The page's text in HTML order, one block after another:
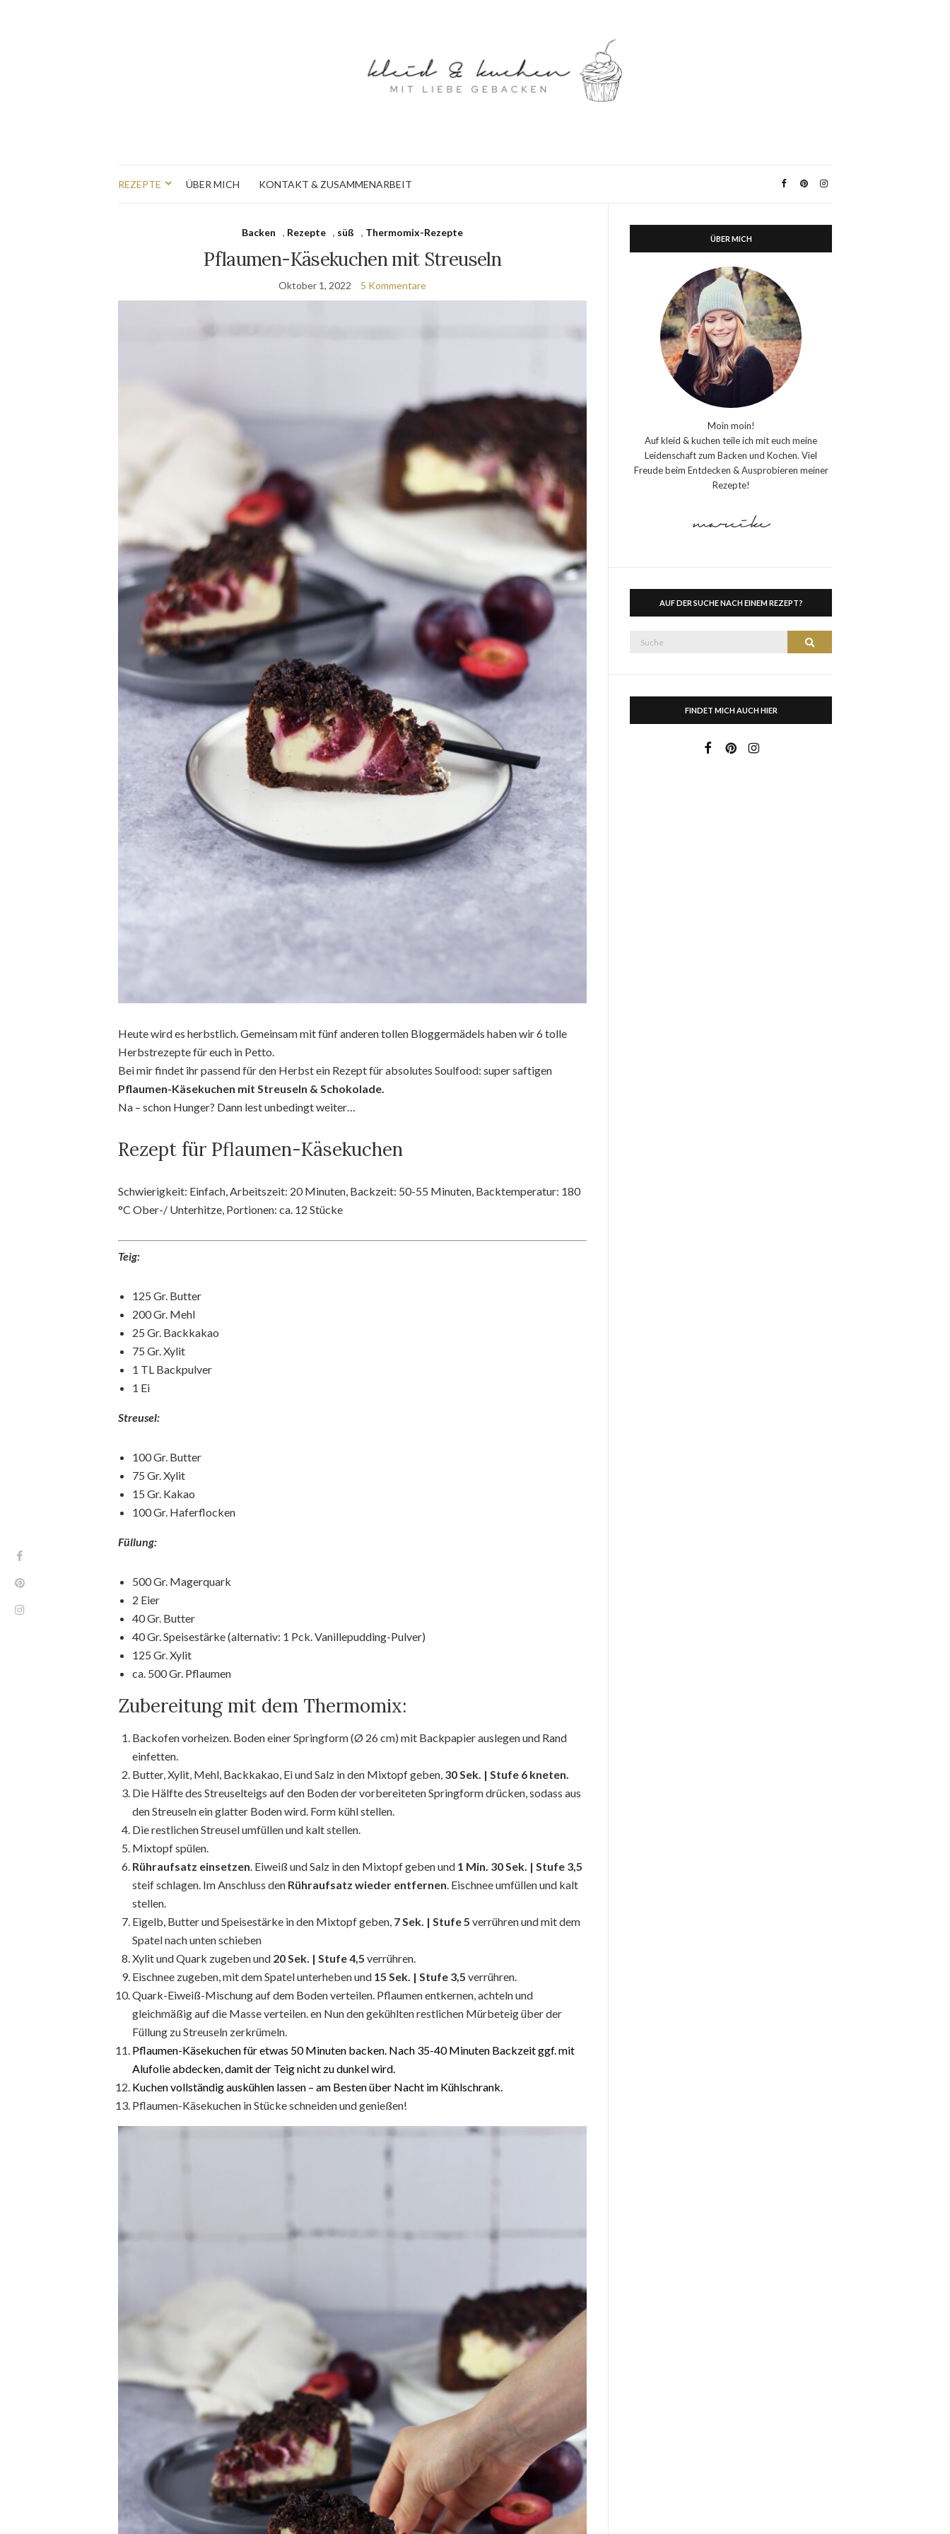
REZEPTE ÜBER MICH KONTAKT & ZUSAMMENARBEIT
Backen , Rezepte , süß , Thermomix-Rezepte
Pflaumen-Käsekuchen mit Streuseln
Oktober 1, 2022 5 Kommentare
Heute wird es herbstlich. Gemeinsam mit fünf anderen tollen Bloggermädels haben wir 6 tolle
Herbstrezepte für euch in Petto.
Bei mir findet ihr passend für den Herbst ein Rezept für absolutes Soulfood: super saftigen
Pflaumen-Käsekuchen mit Streuseln & Schokolade.
Na – schon Hunger? Dann lest unbedingt weiter…
Rezept für Pflaumen-Käsekuchen
Schwierigkeit: Einfach, Arbeitszeit: 20 Minuten, Backzeit: 50-55 Minuten, Backtemperatur: 180
°C Ober-/ Unterhitze, Portionen: ca. 12 Stücke
Teig:
125 Gr. Butter
200 Gr. Mehl
25 Gr. Backkakao
75 Gr. Xylit
1 TL Backpulver
1 Ei
Streusel:
100 Gr. Butter
75 Gr. Xylit
15 Gr. Kakao
100 Gr. Haferflocken
Füllung:
500 Gr. Magerquark
2 Eier
40 Gr. Butter
40 Gr. Speisestärke (alternativ: 1 Pck. Vanillepudding-Pulver)
125 Gr. Xylit
ca. 500 Gr. Pflaumen
Zubereitung mit dem Thermomix:
Backofen vorheizen. Boden einer Springform (Ø 26 cm) mit Backpapier auslegen und Rand
einfetten.
Butter, Xylit, Mehl, Backkakao, Ei und Salz in den Mixtopf geben, 30 Sek. | Stufe 6 kneten.
Die Hälfte des Streuselteigs auf den Boden der vorbereiteten Springform drücken, sodass aus
den Streuseln ein glatter Boden wird. Form kühl stellen.
Die restlichen Streusel umfüllen und kalt stellen.
Mixtopf spülen.
Rühraufsatz einsetzen. Eiweiß und Salz in den Mixtopf geben und 1 Min. 30 Sek. | Stufe 3,5
steif schlagen. Im Anschluss den Rühraufsatz wieder entfernen. Eischnee umfüllen und kalt
stellen.
Eigelb, Butter und Speisestärke in den Mixtopf geben, 7 Sek. | Stufe 5 verrühren und mit dem
Spatel nach unten schieben
Xylit und Quark zugeben und 20 Sek. | Stufe 4,5 verrühren.
Eischnee zugeben, mit dem Spatel unterheben und 15 Sek. | Stufe 3,5 verrühren.
Quark-Eiweiß-Mischung auf dem Boden verteilen. Pflaumen entkernen, achteln und
gleichmäßig auf die Masse verteilen. en Nun den gekühlten restlichen Mürbeteig über der
Füllung zu Streuseln zerkrümeln.
Pflaumen-Käsekuchen für etwas 50 Minuten backen. Nach 35-40 Minuten Backzeit ggf. mit
Alufolie abdecken, damit der Teig nicht zu dunkel wird.
Kuchen vollständig auskühlen lassen – am Besten über Nacht im Kühlschrank.
Pflaumen-Käsekuchen in Stücke schneiden und genießen!
ÜBER MICH
Moin moin!
Auf kleid & kuchen teile ich mit euch meine
Leidenschaft zum Backen und Kochen. Viel
Freude beim Entdecken & Ausprobieren meiner
Rezepte!
AUF DER SUCHE NACH EINEM REZEPT?
Suche
Suche
FINDET MICH AUCH HIER